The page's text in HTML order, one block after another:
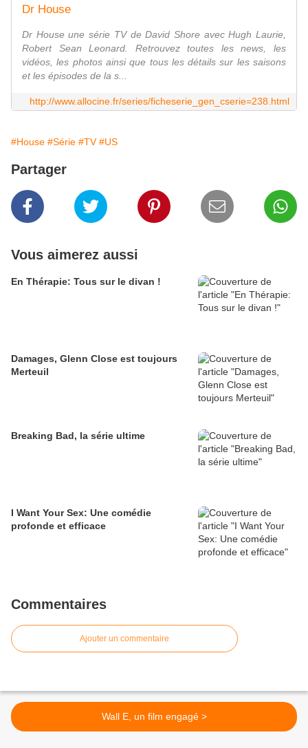
Dr House
Dr House une série TV de David Shore avec Hugh Laurie,
Robert Sean Leonard. Retrouvez toutes les news, les
vidéos, les photos ainsi que tous les détails sur les saisons
et les épisodes de la s...
http://www.allocine.fr/series/ficheserie_gen_cserie=238.html
#House #Série #TV #US
Partager
Vous aimerez aussi
En Thérapie: Tous sur le divan !
Damages, Glenn Close est toujours
Merteuil
Breaking Bad, la série ultime
I Want Your Sex: Une comédie
profonde et efficace
Commentaires
Ajouter un commentaire
Wall E, un film engagé >